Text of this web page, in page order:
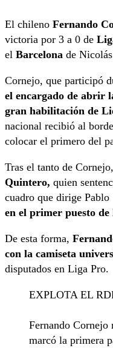
El chileno Fernando
victoria por 3 a 0 de
el Barcelona de
Cornejo, que participó
el encargado de abrir
gran habilitación de
nacional recibió al
colocar el primero del
Tras el tanto de
Quintero, quien
cuadro que dirige Pablo
en el primer puesto de
De esta forma,
con la camiseta
disputados en Liga Pro.
EXPLOTA EL
Fernando Cornejo
marcó la primera